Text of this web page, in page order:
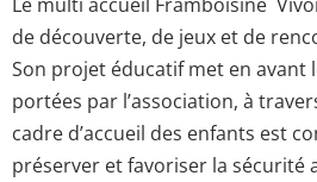
de découverte, de jeux et de
Son projet éducatif met en avant
portées par l’association, à
cadre d’accueil des enfants est
préserver et favoriser la sécurité